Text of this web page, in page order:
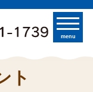
menu
ト